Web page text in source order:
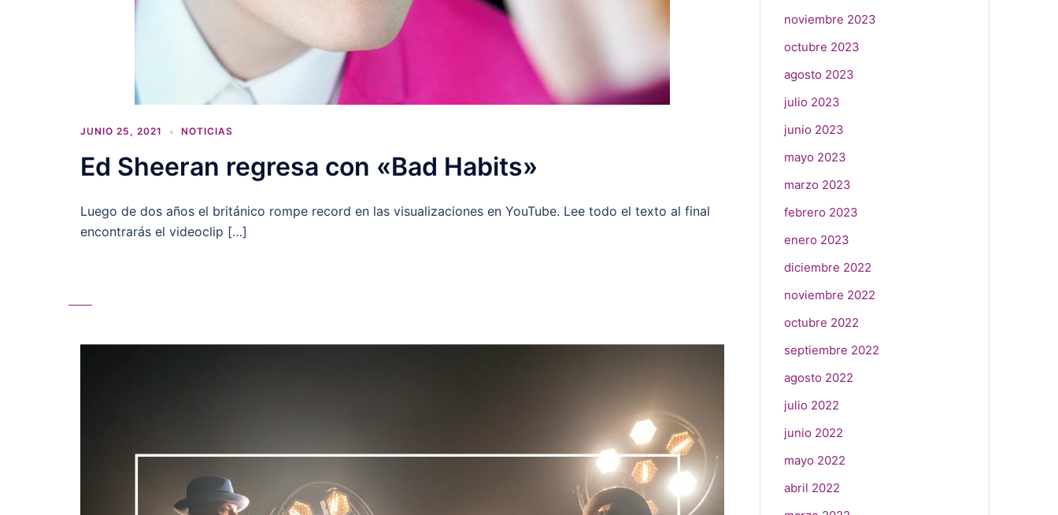
JUNIO 25, 2021 NOTICIAS
Ed Sheeran regresa con «Bad Habits»
Luego de dos años el británico rompe record en las visualizaciones en YouTube. Lee todo el texto al final
encontrarás el videoclip […]
noviembre 2023
octubre 2023
agosto 2023
julio 2023
junio 2023
mayo 2023
marzo 2023
febrero 2023
enero 2023
diciembre 2022
noviembre 2022
octubre 2022
septiembre 2022
agosto 2022
julio 2022
junio 2022
mayo 2022
abril 2022